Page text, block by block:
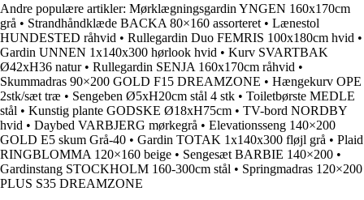
Andre populære artikler: Mørklægningsgardin YNGEN 160x170cm
grå • Strandhåndklæde BACKA 80×160 assorteret • Lænestol
HUNDESTED råhvid • Rullegardin Duo FEMRIS 100x180cm hvid •
Gardin UNNEN 1x140x300 hørlook hvid • Kurv SVARTBAK
Ø42xH36 natur• Rullegardin SENJA 160x170cm råhvid •
Skummadras 90×200 GOLD F15 DREAMZONE • Hængekurv OPE
2stk/sæt træ • Sengeben Ø5xH20cm stål 4 stk • Toiletbørste MEDLE
stål • Kunstig plante GODSKE Ø18xH75cm • TV-bord NORDBY
hvid • Daybed VARBJERG mørkegrå • Elevationsseng 140×200
GOLD E5 skum Grå-40 • Gardin TOTAK 1x140x300 fløjl grå • Plaid
RINGBLOMMA 120×160 beige • Sengesæt BARBIE 140×200 •
Gardinstang STOCKHOLM 160-300cm stål • Springmadras 120×200
PLUS S35 DREAMZONE